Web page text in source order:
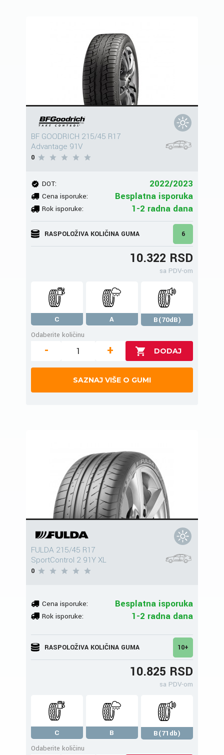
BF GOODRICH 215/45 R17
Advantage 91V
0
DOT: 2022/2023
Cena isporuke: Besplatna isporuka
Rok isporuke: 1-2 radna dana
RASPOLOŽIVA KOLIČINA GUMA 6
10.322 RSD
sa PDV-om
C A
B(70dB)
Odaberite količinu
- +
SAZNAJ VIŠE O GUMI
FULDA 215/45 R17
SportControl 2 91Y XL
0
Cena isporuke: Besplatna isporuka
Rok isporuke: 1-2 radna dana
RASPOLOŽIVA KOLIČINA GUMA 10+
10.825 RSD
sa PDV-om
C B
B(71db)
Odaberite količinu